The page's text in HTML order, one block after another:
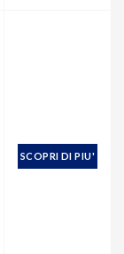
SCOPRI DI PIU'